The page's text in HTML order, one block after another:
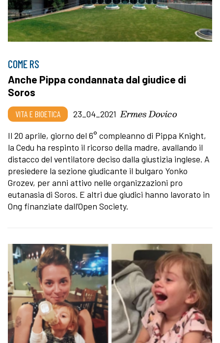
COME RS
Anche Pippa condannata dal giudice di
Soros
VITA E BIOETICA 23_04_2021 Ermes Dovico
Il 20 aprile, giorno del 6° compleanno di Pippa Knight,
la Cedu ha respinto il ricorso della madre, avallando il
distacco del ventilatore deciso dalla giustizia inglese. A
presiedere la sezione giudicante il bulgaro Yonko
Grozev, per anni attivo nelle organizzazioni pro
eutanasia di Soros. E altri due giudici hanno lavorato in
Ong finanziate dall’Open Society.